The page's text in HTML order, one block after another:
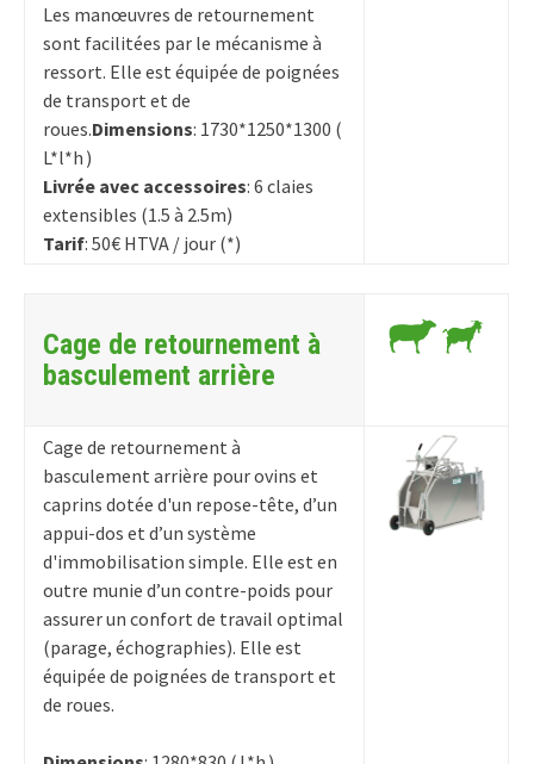
Les manœuvres de retournement
sont facilitées par le mécanisme à
ressort. Elle est équipée de poignées
de transport et de
roues.Dimensions: 1730*1250*1300 (
L*l*h )
Livrée avec accessoires: 6 claies
extensibles (1.5 à 2.5m)
Tarif: 50€ HTVA / jour (*)
Cage de retournement à
basculement arrière
Cage de retournement à
basculement arrière pour ovins et
caprins dotée d'un repose-tête, d’un
appui-dos et d’un système
d'immobilisation simple. Elle est en
outre munie d’un contre-poids pour
assurer un confort de travail optimal
(parage, échographies). Elle est
équipée de poignées de transport et
de roues.